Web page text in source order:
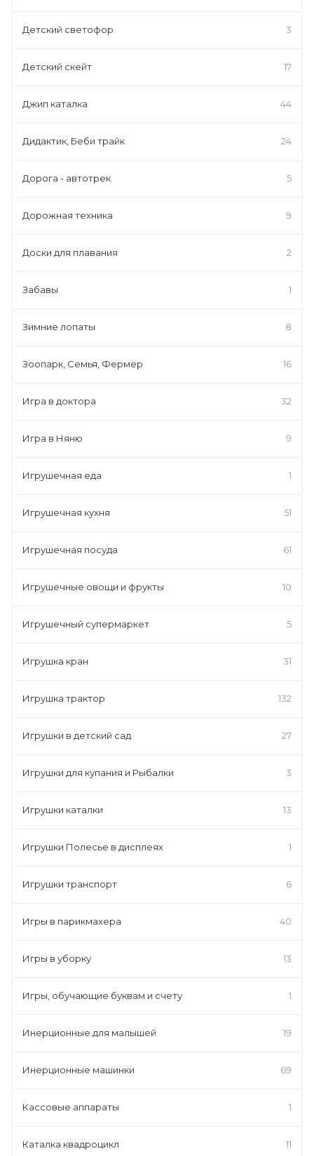
Детский светофор 3
Детский скейт 17
Джип каталка 44
Дидактик, Беби трайк 24
Дорога - автотрек 5
Дорожная техника 9
Доски для плавания 2
Забавы 1
Зимние лопаты 8
Зоопарк, Семья, Фермер 16
Игра в доктора 32
Игра в Няню 9
Игрушечная еда 1
Игрушечная кухня 51
Игрушечная посуда 61
Игрушечные овощи и фрукты 10
Игрушечный супермаркет 5
Игрушка кран 31
Игрушка трактор 132
Игрушки в детский сад 27
Игрушки для купания и Рыбалки 3
Игрушки каталки 13
Игрушки Полесье в дисплеях 1
Игрушки транспорт 6
Игры в парикмахера 40
Игры в уборку 13
Игры, обучающие буквам и счету 1
Инерционные для малышей 19
Инерционные машинки 69
Кассовые аппараты 1
Каталка квадроцикл 11